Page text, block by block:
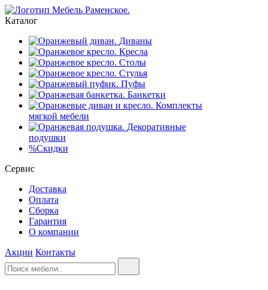
Каталог
Диваны
Кресла
Столы
Стулья
Пуфы
Банкетки
Комплекты
мягкой мебели
Декоративные
подушки
%Скидки
Сервис
Доставка
Оплата
Сборка
Гарантия
О компании
Акции Контакты